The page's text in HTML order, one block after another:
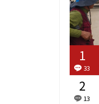
33
13